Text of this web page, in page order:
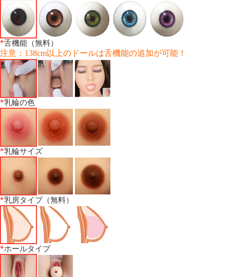
*舌機能（無料）
注意：138cm以上のドールは舌機能の追加が可能！
*乳輪の色
*乳輪サイズ
*乳房タイプ（無料）
*ホールタイプ